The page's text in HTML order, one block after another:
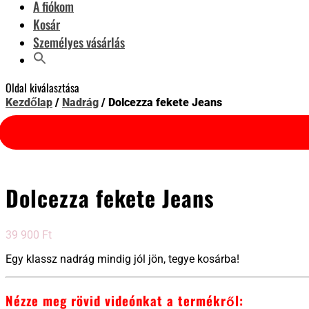
A fiókom
Kosár
Személyes vásárlás
Oldal kiválasztása
Kezdőlap / Nadrág / Dolcezza fekete Jeans
Dolcezza fekete Jeans
39 900 Ft
Egy klassz nadrág mindig jól jön, tegye kosárba!
Nézze meg rövid videónkat a termékről: